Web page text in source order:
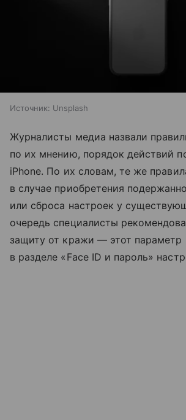
Источник: Unsplash
Журналисты медиа назвали
по их мнению, порядок действий
iPhone. По их словам, те же
в случае приобретения
или сброса настроек у
очередь специалисты
защиту от кражи — этот
в разделе «Face ID и пароль»